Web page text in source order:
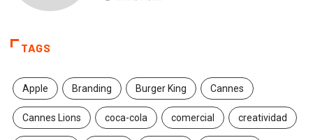
TAGS
Apple Branding Burger King Cannes
Cannes Lions coca-cola comercial creatividad